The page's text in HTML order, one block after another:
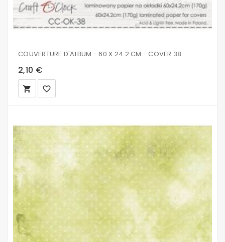
COUVERTURE D'ALBUM - 60 X 24.2 CM - COVER 38
2,10 €
local_grocery_store favorite_border